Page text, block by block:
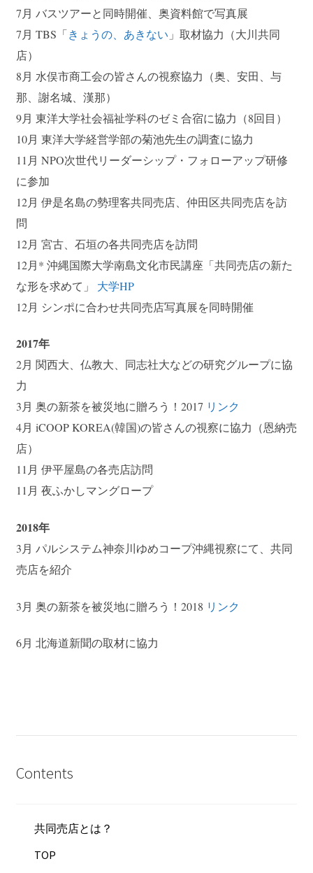
7月 バスツアーと同時開催、奥資料館で写真展
7月 TBS「きょうの、あきない 」取材協力（大川共同
店）
8月 水俣市商工会の皆さんの視察協力（奥、安田、与
那、謝名城、漢那）
9月 東洋大学社会福祉学科のゼミ合宿に協力（8回目）
10月 東洋大学経営学部の菊池先生の調査に協力
11月 NPO次世代リーダーシップ・フォローアップ研修
に参加
12月 伊是名島の勢理客共同売店、仲田区共同売店を訪
問
12月 宮古、石垣の各共同売店を訪問
12月* 沖縄国際大学南島文化市民講座「共同売店の新た
な形を求めて」 大学HP
12月 シンポに合わせ共同売店写真展を同時開催
2017年
2月 関西大、仏教大、同志社大などの研究グループに協
力
3月 奥の新茶を被災地に贈ろう！2017 リンク
4月 iCOOP KOREA(韓国)の皆さんの視察に協力（恩納売
店）
11月 伊平屋島の各売店訪問
11月 夜ふかしマングロープ
2018年
3月 パルシステム神奈川ゆめコープ沖縄視察にて、共同
売店を紹介
3月 奥の新茶を被災地に贈ろう！2018 リンク
6月 北海道新聞の取材に協力
Contents
共同売店とは？
TOP